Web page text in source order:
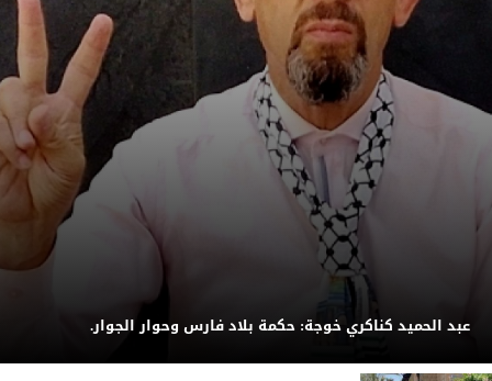
عبد الحميد كناكري خوجة: حكمة بلاد فارس وحوار الجوار.